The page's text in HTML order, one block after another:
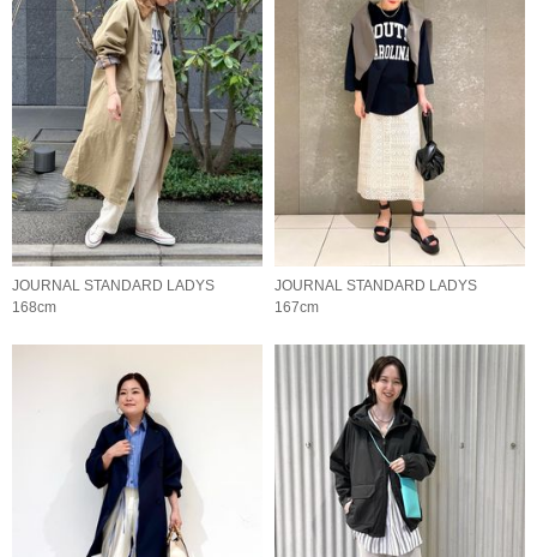
JOURNAL STANDARD LADYS
168cm
JOURNAL STANDARD LADYS
167cm